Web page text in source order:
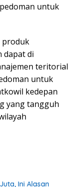
untuk
produk
dapat di
teritorial
untuk
kedepan
yang tangguh
Ini Alasan